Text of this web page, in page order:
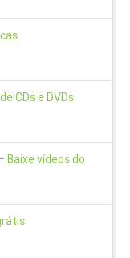
CDs e DVDs
Baixe vídeos do